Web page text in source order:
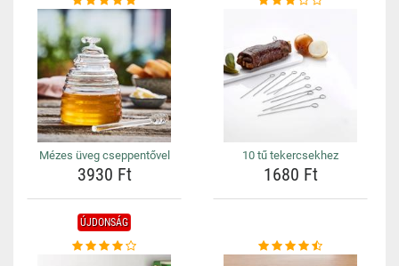
Mézes üveg cseppentővel
3930 Ft
10 tű tekercsekhez
1680 Ft
ÚJDONSÁG